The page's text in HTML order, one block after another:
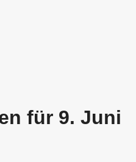
für 9. Juni